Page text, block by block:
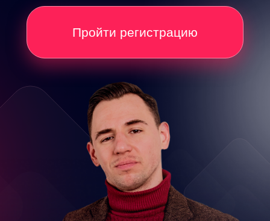
Пройти регистрацию